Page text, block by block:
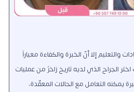
والتعليم إلا أنّ الخبرة والكفاءة معياراً
الجراح الذي لديه تاريخ زاخرٌ من عمليات
يمكنه التعامل مع الحالات المعقّدة،